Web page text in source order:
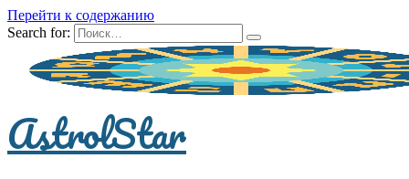
Перейти к содержанию
Search for:
AstrolStar